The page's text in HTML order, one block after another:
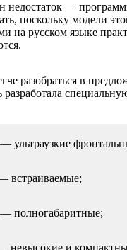
недостаток —
поскольку модели
на русском языке
разобраться в
разработала
ультраузкие
встраиваемые;
полногабаритные;